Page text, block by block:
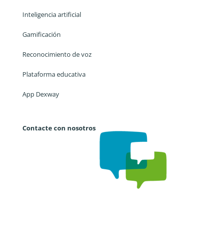
Inteligencia artificial
Gamificación
Reconocimiento de voz
Plataforma educativa
App Dexway
Contacte con nosotros